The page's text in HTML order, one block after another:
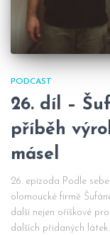
PODCAST
26. díl –
příběh
másel
26. epizoda Podle
olomoucké firmě
další nejen oříškové
dalších přidaných